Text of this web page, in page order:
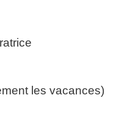
les vacances)